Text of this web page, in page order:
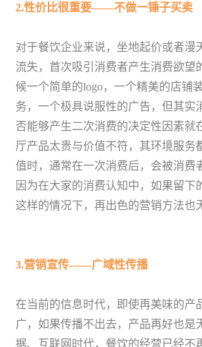
2.性价比很重要——不做一锤子买卖
对于餐饮企业来说，坐地起价或者漫
流失，首次吸引消费者产生消费欲望
候一个简单的logo，一个精美的店铺
务，一个极具说服性的广告，但其实
否能够产生二次消费的决定性因素就
厅产品太贵与价值不符，其环境服务
值时，通常在一次消费后，会被消费
因为在大家的消费认知中，如果留下
这样的情况下，再出色的营销方法也
3.营销宣传——广域性传播
在当前的信息时代，即使再美味的产
广，如果传播不出去，产品再好也是
据、互联网时代，餐饮的经营已经不